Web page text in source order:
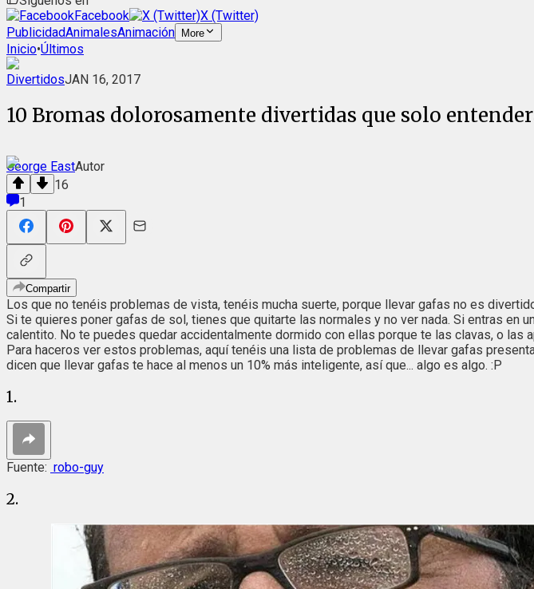
Facebook
X (Twitter)
PublicidadAnimalesAnimación More
Inicio•Últimos
DivertidosJAN 16, 2017
10 Bromas dolorosamente divertidas que solo
George EastAutor
16
1
Compartir
Los que no tenéis problemas de vista, tenéis mucha suerte, porque llevar gafas no es
Si te quieres poner gafas de sol, tienes que quitarte las normales y no ver nada. Si entras en
calentito. No te puedes quedar accidentalmente dormido con ellas porque te las clavas, o
Para haceros ver estos problemas, aquí tenéis una lista de problemas de llevar gafas
dicen que llevar gafas te hace al menos un 10% más inteligente, así que... algo es algo. :P
1.
Fuente: robo-guy
2.